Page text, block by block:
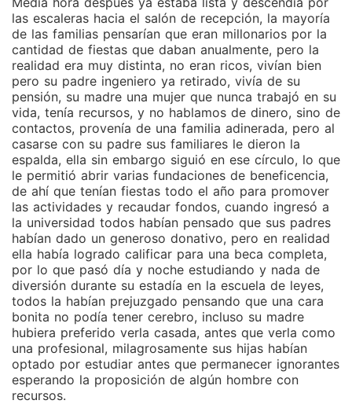
las escaleras hacia el salón de recepción, la mayoría
de las familias pensarían que eran millonarios por la
cantidad de fiestas que daban anualmente, pero la
realidad era muy distinta, no eran ricos, vivían bien
pero su padre ingeniero ya retirado, vivía de su
pensión, su madre una mujer que nunca trabajó en su
vida, tenía recursos, y no hablamos de dinero, sino de
contactos, provenía de una familia adinerada, pero al
casarse con su padre sus familiares le dieron la
espalda, ella sin embargo siguió en ese círculo, lo que
le permitió abrir varias fundaciones de beneficencia,
de ahí que tenían fiestas todo el año para promover
las actividades y recaudar fondos, cuando ingresó a
la universidad todos habían pensado que sus padres
habían dado un generoso donativo, pero en realidad
ella había logrado calificar para una beca completa,
por lo que pasó día y noche estudiando y nada de
diversión durante su estadía en la escuela de leyes,
todos la habían prejuzgado pensando que una cara
bonita no podía tener cerebro, incluso su madre
hubiera preferido verla casada, antes que verla como
una profesional, milagrosamente sus hijas habían
optado por estudiar antes que permanecer ignorantes
esperando la proposición de algún hombre con
recursos.